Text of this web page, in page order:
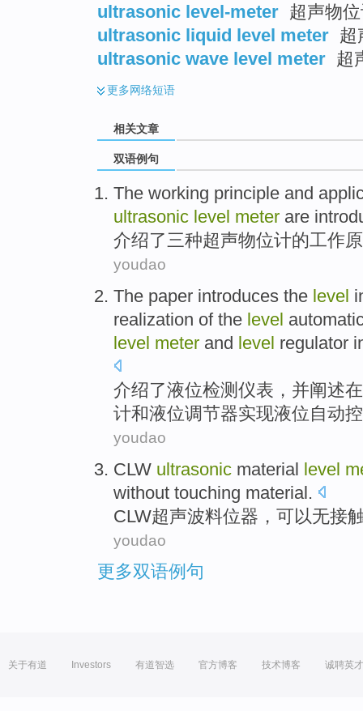
ultrasonic level-meter 超声物
ultrasonic liquid level meter 超
ultrasonic wave level meter 超
更多网络短语
相关文章
双语例句
The working principle and
ultrasonic level meter are
介绍了 三种超声物位计的工作
youdao
The paper introduces the level
realization of the level
level meter and level regulator
介绍了液位检测仪表 ， 并阐述在
计和液位调节器实现液位 自动
youdao
CLW ultrasonic material level
without touching material.
CLW超声波料位器， 可以无接
youdao
更多双语例句
关于有道 Investors 有道智选 官方博客 技术博客 诚聘英才